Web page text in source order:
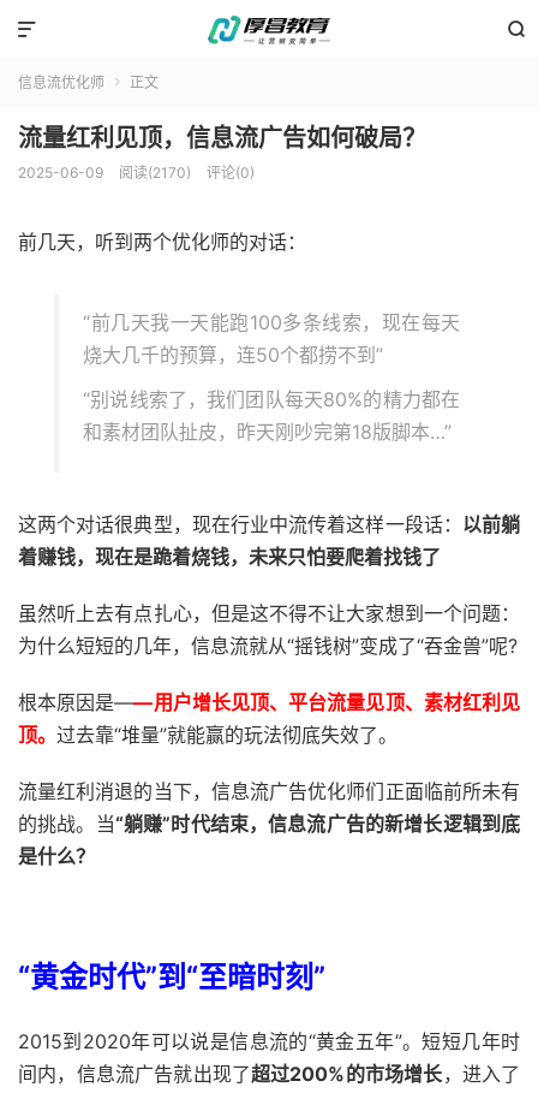


信息流优化师  正文
流量红利见顶，信息流广告如何破局？
2025-06-09 阅读(2170) 评论(0)
前几天，听到两个优化师的对话：
“前几天我一天能跑100多条线索，现在每天
烧大几千的预算，连50个都捞不到”
“别说线索了，我们团队每天80%的精力都在
和素材团队扯皮，昨天刚吵完第18版脚本…”
这两个对话很典型，现在行业中流传着这样一段话： 以前躺
着赚钱，现在是跪着烧钱，未来只怕要爬着找钱了
虽然听上去有点扎心，但是这不得不让大家想到一个问题：
为什么短短的几年，信息流就从“摇钱树”变成了“吞金兽”呢?
根本原因是——用户增长见顶、平台流量见顶、素材红利见
顶。 过去靠“堆量”就能赢的玩法彻底失效了。
流量红利消退的当下，信息流广告优化师们正面临前所未有
的挑战。当“躺赚”时代结束，信息流广告的新增长逻辑到底
是什么？
“黄金时代”到“至暗时刻”
2015到2020年可以说是信息流的“黄金五年”。短短几年时
间内，信息流广告就出现了超过200%的市场增长，进入了